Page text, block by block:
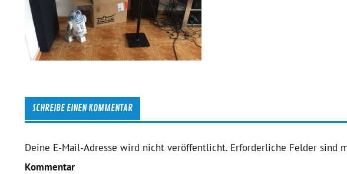
SCHREIBE EINEN KOMMENTAR
Deine E-Mail-Adresse wird nicht veröffentlicht. Erforderliche Felder sind
Kommentar